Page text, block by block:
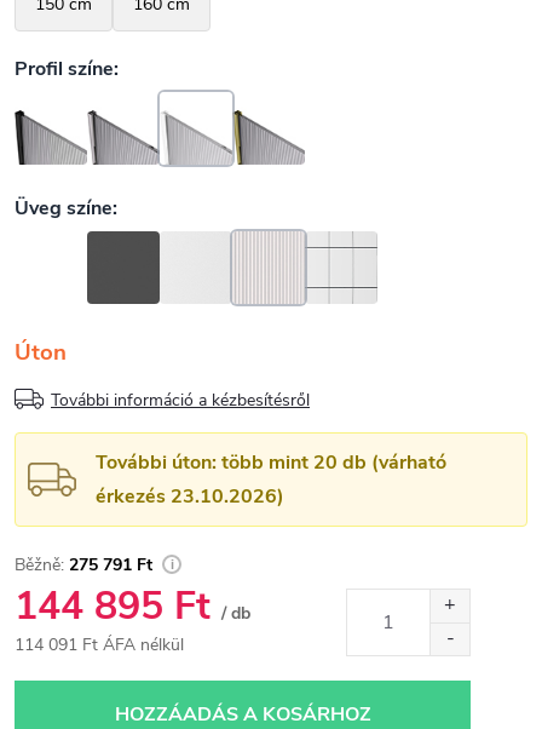
Úton
További információ a kézbesítésről
További úton: több mint 20 db (várható
érkezés 23.10.2026)
275 791 Ft
144 895 Ft / db
114 091 Ft ÁFA nélkül
HOZZÁADÁS A KOSÁRHOZ